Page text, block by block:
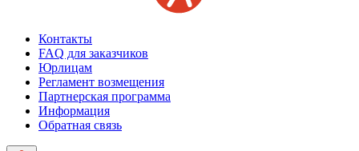
Контакты
FAQ для заказчиков
Юрлицам
Регламент возмещения
Партнерская программа
Информация
Обратная связь